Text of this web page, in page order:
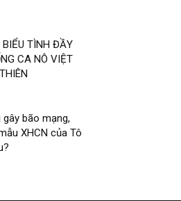
TÌNH ĐẦY
CA NÔ VIỆT
bão mạng,
XHCN của Tô